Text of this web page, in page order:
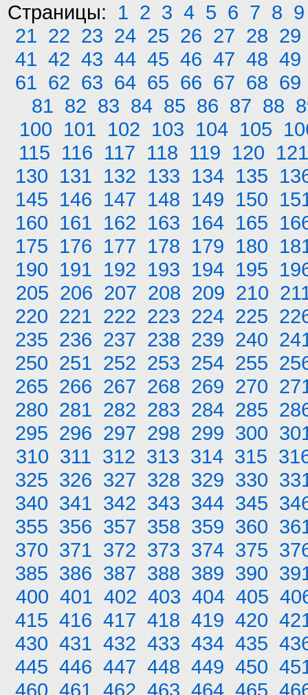
Страницы: 1 2 3 4 5 6 7 8 9
21 22 23 24 25 26 27 28 29
41 42 43 44 45 46 47 48 49
61 62 63 64 65 66 67 68 69
81 82 83 84 85 86 87 88
100 101 102 103 104 105
115 116 117 118 119 120 121
130 131 132 133 134 135
145 146 147 148 149 150
160 161 162 163 164 165
175 176 177 178 179 180
190 191 192 193 194 195
205 206 207 208 209 210
220 221 222 223 224 225
235 236 237 238 239 240
250 251 252 253 254 255
265 266 267 268 269 270
280 281 282 283 284 285
295 296 297 298 299 300
310 311 312 313 314 315
325 326 327 328 329 330
340 341 342 343 344 345
355 356 357 358 359 360
370 371 372 373 374 375
385 386 387 388 389 390
400 401 402 403 404 405
415 416 417 418 419 420
430 431 432 433 434 435
445 446 447 448 449 450
460 461 462 463 464 465